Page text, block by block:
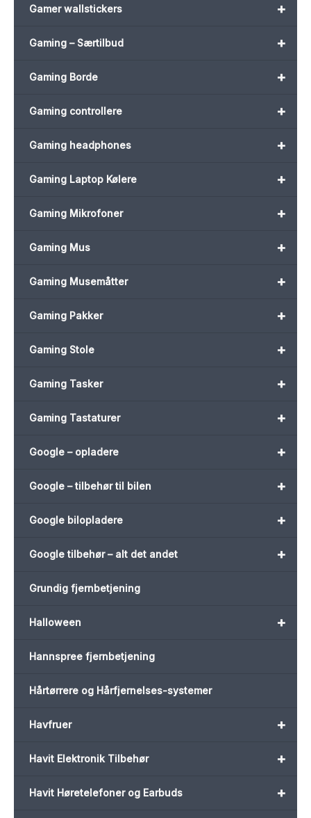
+
Gamer wallstickers
+
Gaming – Særtilbud
+
Gaming Borde
+
Gaming controllere
+
Gaming headphones
+
Gaming Laptop Kølere
+
Gaming Mikrofoner
+
Gaming Mus
+
Gaming Musemåtter
+
Gaming Pakker
+
Gaming Stole
+
Gaming Tasker
+
Gaming Tastaturer
+
Google – opladere
+
Google – tilbehør til bilen
+
Google bilopladere
+
Google tilbehør – alt det andet
Grundig fjernbetjening
+
Halloween
Hannspree fjernbetjening
Hårtørrere og Hårfjernelses-systemer
+
Havfruer
+
Havit Elektronik Tilbehør
+
Havit Høretelefoner og Earbuds